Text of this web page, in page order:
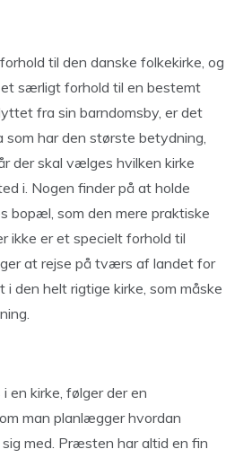
til den danske folkekirke, og
særligt forhold til en bestemt
fra sin barndomsby, er det
som har den største betydning,
der skal vælges hvilken kirke
i. Nogen finder på at holde
bopæl, som den mere praktiske
ikke er et specielt forhold til
at rejse på tværs af landet for
den helt rigtige kirke, som måske
en kirke, følger der en
man planlægger hvordan
med. Præsten har altid en fin